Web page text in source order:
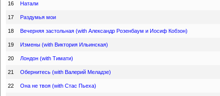
16 Натали
17 Раздумья мои
18 Вечерняя застольная (with Александр Розенбаум и Иосиф Кобзон)
19 Измены (with Виктория Ильинская)
20 Лондон (with Тимати)
21 Обернитесь (with Валерий Меладзе)
22 Она не твоя (with Стас Пьеха)